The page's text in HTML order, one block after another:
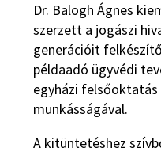
Dr. Balogh Ágnes
szerzett a jogászi
generációit
példaadó ügyvédi
egyházi
munkásságával.
A kitüntetéshez